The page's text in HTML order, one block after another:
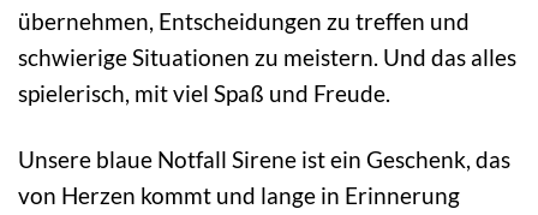
übernehmen, Entscheidungen zu treffen und
schwierige Situationen zu meistern. Und das alles
spielerisch, mit viel Spaß und Freude.
Unsere blaue Notfall Sirene ist ein Geschenk, das
von Herzen kommt und lange in Erinnerung